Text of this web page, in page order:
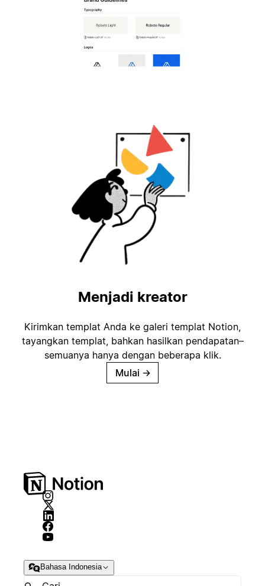
Menjadi kreator
Kirimkan templat Anda ke galeri templat Notion,
tayangkan templat, bahkan hasilkan pendapatan–
semuanya hanya dengan beberapa klik.
Mulai →
Bahasa Indonesia